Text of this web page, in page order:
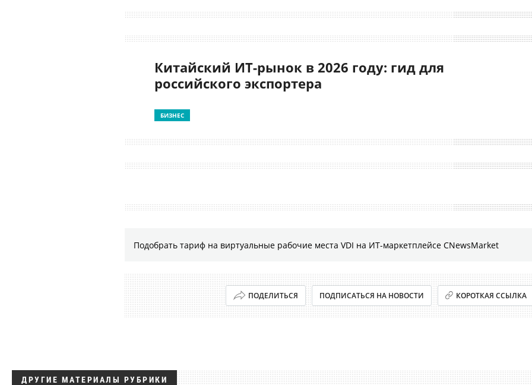
Китайский ИТ-рынок в 2026 году: гид для
российского экспортера
БИЗНЕС
Подобрать тариф на виртуальные рабочие места VDI на ИТ-маркетплейсе CNewsMarket
ПОДЕЛИТЬСЯ ПОДПИСАТЬСЯ НА НОВОСТИ КОРОТКАЯ ССЫЛКА
ДРУГИЕ МАТЕРИАЛЫ РУБРИКИ